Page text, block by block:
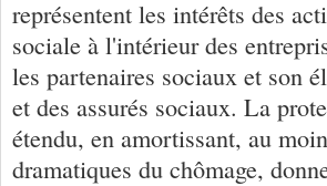
représentent les intérêts des
sociale à l'intérieur des
les partenaires sociaux et son
et des assurés sociaux. La
étendu, en amortissant, au
dramatiques du chômage,